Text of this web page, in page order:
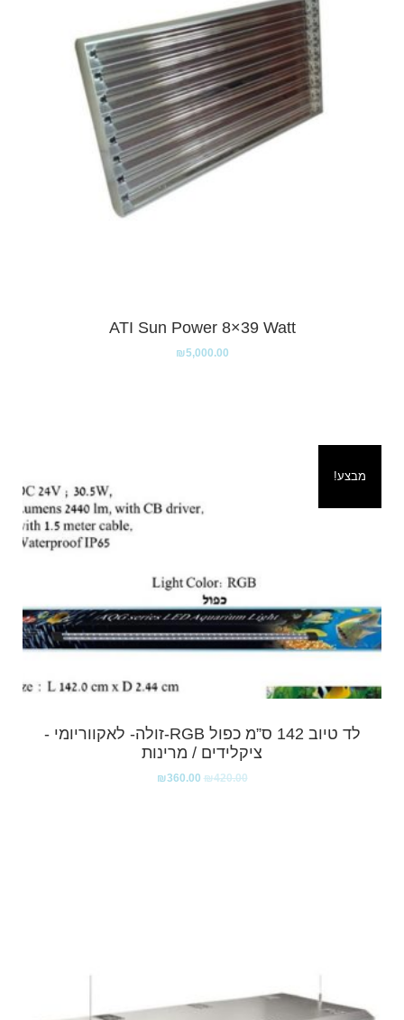
ATI Sun Power 8×39 Watt
₪5,000.00
מבצע!
לד טיוב 142 ס”מ כפול RGB-זולה- לאקווריומי -
ציקלידים / מרינות
₪420.00
₪360.00